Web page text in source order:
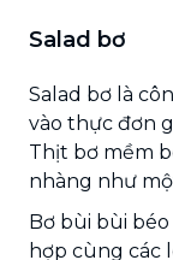
Salad bơ
Salad bơ là
vào thực đơn
Thịt bơ mềm
nhàng như
Bơ bùi bùi
hợp cùng các